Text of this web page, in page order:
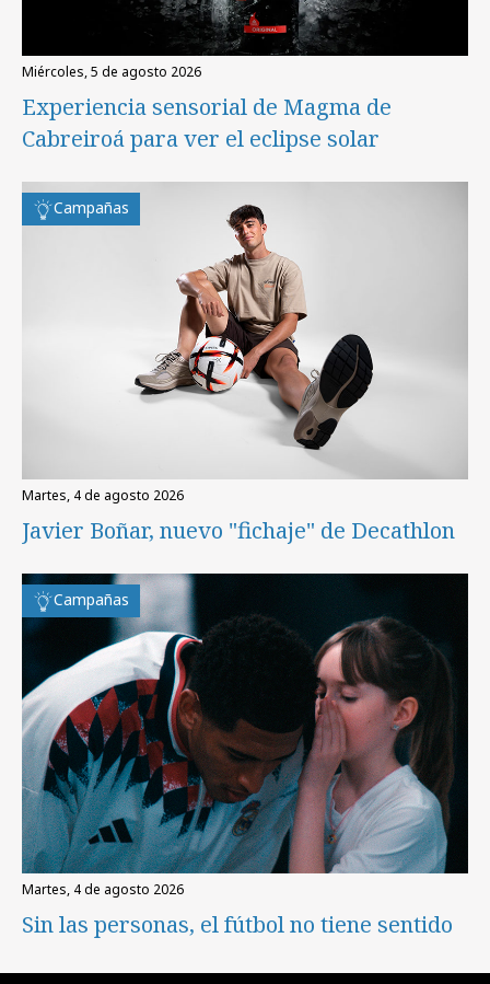
miércoles, 5 de agosto 2026
Experiencia sensorial de Magma de
Cabreiroá para ver el eclipse solar
Campañas
martes, 4 de agosto 2026
Javier Boñar, nuevo "fichaje" de Decathlon
Campañas
martes, 4 de agosto 2026
Sin las personas, el fútbol no tiene sentido